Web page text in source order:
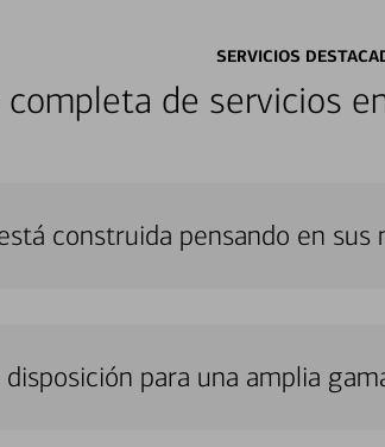
SERVICIOS
completa de servicios
construida pensando en sus
para una amplia